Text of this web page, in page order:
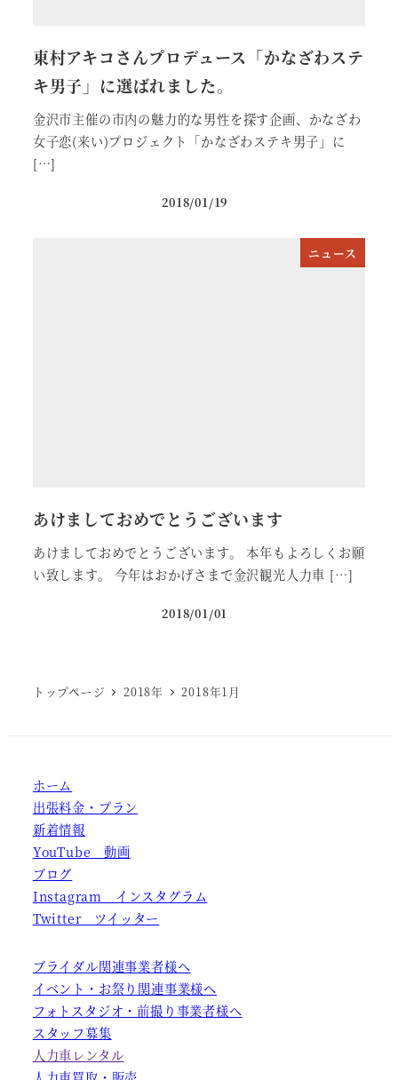
東村アキコさんプロデュース「かなざわステ
キ男子」に選ばれました。
金沢市主催の市内の魅力的な男性を探す企画、かなざわ
女子恋(来い)プロジェクト「かなざわステキ男子」に
[…]
2018/01/19
ニュース
あけましておめでとうございます
あけましておめでとうございます。 本年もよろしくお願
い致します。 今年はおかげさまで金沢観光人力車 […]
2018/01/01
トップページ 2018年 2018年1月
ホーム
出張料金・プラン
新着情報
YouTube 動画
ブログ
Instagram インスタグラム
Twitter ツイッター
ブライダル関連事業者様へ
イベント・お祭り関連事業様へ
フォトスタジオ・前撮り事業者様へ
スタッフ募集
人力車レンタル